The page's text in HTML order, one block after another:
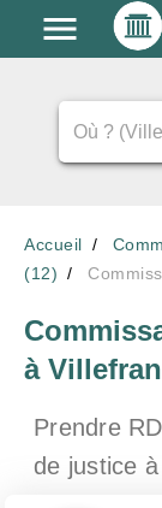
Accueil
(12)
à
Prendre
de justice